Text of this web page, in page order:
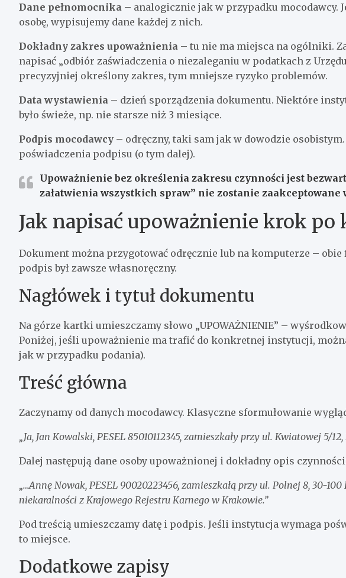
Dane pełnomocnika – analogicznie jak w przypadku mocodawcy.
osobę, wypisujemy dane każdej z nich.
Dokładny zakres upoważnienia – tu nie ma miejsca na ogólniki.
napisać „odbiór zaświadczenia o niezaleganiu w podatkach z
precyzyjniej określony zakres, tym mniejsze ryzyko problemów.
Data wystawienia – dzień sporządzenia dokumentu. Niektóre
było świeże, np. nie starsze niż 3 miesiące.
Podpis mocodawcy – odręczny, taki sam jak w dowodzie
poświadczenia podpisu (o tym dalej).
Upoważnienie bez określenia zakresu czynności jest
załatwienia wszystkich spraw” nie zostanie
Jak napisać upoważnienie krok po
Dokument można przygotować odręcznie lub na komputerze – obie
podpis był zawsze własnoręczny.
Nagłówek i tytuł dokumentu
Na górze kartki umieszczamy słowo „UPOWAŻNIENIE” –
Poniżej, jeśli upoważnienie ma trafić do konkretnej instytucji,
jak w przypadku podania).
Treść główna
Zaczynamy od danych mocodawcy. Klasyczne sformułowanie
„Ja, Jan Kowalski, PESEL 85010112345, zamieszkały przy ul. Kwiatowej 5/
Dalej następują dane osoby upoważnionej i dokładny opis
„…Annę Nowak, PESEL 90020223456, zamieszkałą przy ul. Polnej 8, 30-
niekaralności z Krajowego Rejestru Karnego w Krakowie.”
Pod treścią umieszczamy datę i podpis. Jeśli instytucja wymaga
to miejsce.
Dodatkowe zapisy